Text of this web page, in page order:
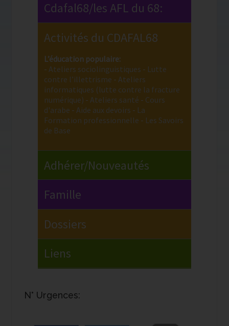
N° Urgences: